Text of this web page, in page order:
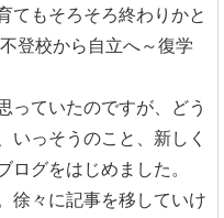
てもそろそろ終わりかと
登校から自立へ～復学
っていたのですが、どう
いっそうのこと、新しく
ログをはじめました。
徐々に記事を移していけ